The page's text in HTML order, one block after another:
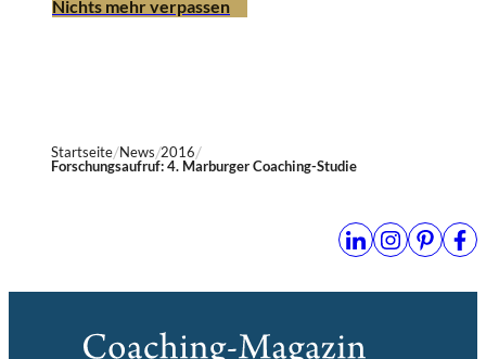
Nichts mehr verpassen
Startseite News 2016
Forschungsaufruf: 4. Marburger Coaching-Studie